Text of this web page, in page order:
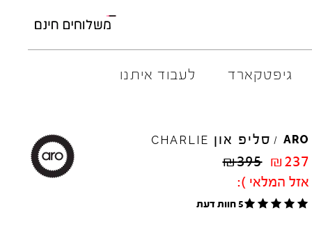
AMBITIOUS
ELIA
EL
GOLA
גיפטקארד לעבוד איתנו
ARO
/ סליפ און CHARLIE
₪395 ₪237
אזל המלאי ):
5 חוות דעת